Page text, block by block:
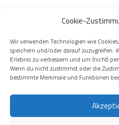
Cookie-
Wir verwenden Technologien wie
speichern und/oder darauf zuzugreifen.
Erlebnis zu verbessern und um (nicht)
Wenn du nicht zustimmst oder die
bestimmte Merkmale und Funktionen